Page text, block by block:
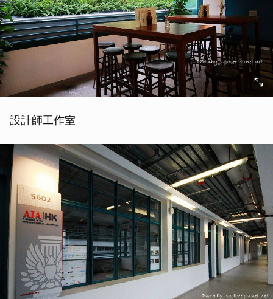
設計師工作室